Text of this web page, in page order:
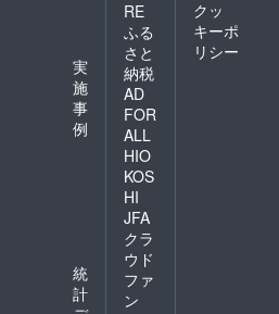
実
施
事
例
統
計
RE
ふる
さと
納税
AD
FOR
ALL
HIO
KOS
HI
JFA
クラ
ウド
ファ
ン
クッ
キーポ
リシー